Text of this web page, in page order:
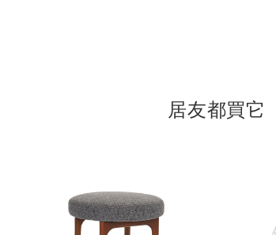
居友都買它